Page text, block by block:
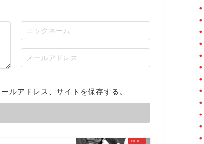
ルアドレス、サイトを保存する。